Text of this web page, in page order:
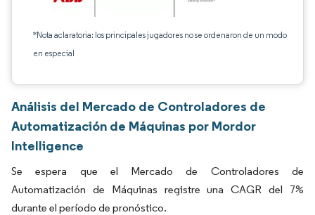
*Nota aclaratoria: los principales jugadores no se ordenaron de un modo
en especial
Análisis del Mercado de Controladores de
Automatización de Máquinas por Mordor
Intelligence
Se espera que el Mercado de Controladores de
Automatización de Máquinas registre una CAGR del 7%
durante el período de pronóstico.